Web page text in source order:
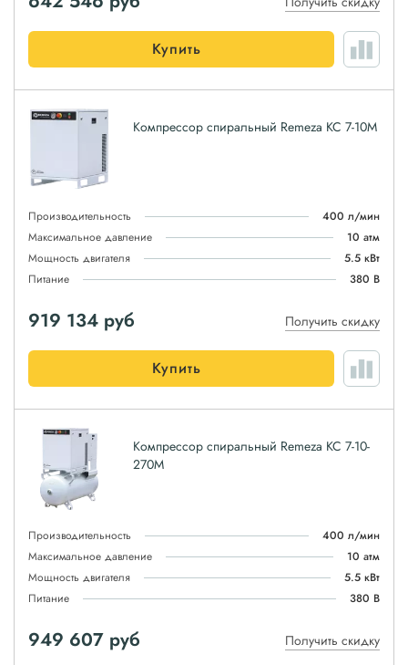
Купить
Компрессор спиральный Remeza КС 7-10М
Производительность
400 л/мин
Максимальное давление
10 атм
Мощность двигателя
5.5 кВт
Питание
380 В
919 134 руб Получить скидку
Купить
Компрессор спиральный Remeza КС 7-10-
270М
Производительность
400 л/мин
Максимальное давление
10 атм
Мощность двигателя
5.5 кВт
Питание
380 В
949 607 руб Получить скидку